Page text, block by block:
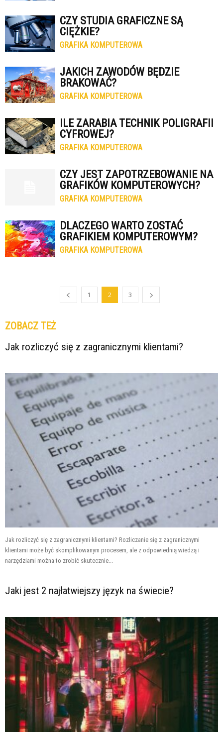
CZY STUDIA GRAFICZNE SĄ
CIĘŻKIE?
GRAFIKA KOMPUTEROWA
JAKICH ZAWODÓW BĘDZIE
BRAKOWAĆ?
GRAFIKA KOMPUTEROWA
ILE ZARABIA TECHNIK POLIGRAFII
CYFROWEJ?
GRAFIKA KOMPUTEROWA
CZY JEST ZAPOTRZEBOWANIE NA
GRAFIKÓW KOMPUTEROWYCH?
GRAFIKA KOMPUTEROWA
DLACZEGO WARTO ZOSTAĆ
GRAFIKIEM KOMPUTEROWYM?
GRAFIKA KOMPUTEROWA
1 2 3
ZOBACZ TEŻ
Jak rozliczyć się z zagranicznymi klientami?
Jak rozliczyć się z zagranicznymi klientami? Rozliczanie się z zagranicznymi
klientami może być skomplikowanym procesem, ale z odpowiednią wiedzą i
narzędziami można to zrobić skutecznie...
Jaki jest 2 najłatwiejszy język na świecie?